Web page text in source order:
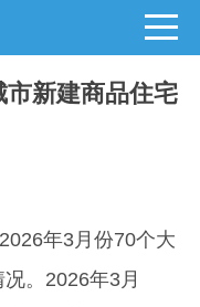
市新建商品住宅
年3月份70个大
。2026年3月